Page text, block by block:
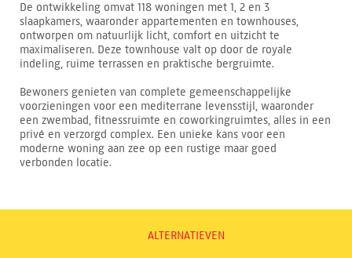
De ontwikkeling omvat 118 woningen met 1, 2 en 3
slaapkamers, waaronder appartementen en townhouses,
ontworpen om natuurlijk licht, comfort en uitzicht te
maximaliseren. Deze townhouse valt op door de royale
indeling, ruime terrassen en praktische bergruimte.
Bewoners genieten van complete gemeenschappelijke
voorzieningen voor een mediterrane levensstijl, waaronder
een zwembad, fitnessruimte en coworkingruimtes, alles in een
privé en verzorgd complex. Een unieke kans voor een
moderne woning aan zee op een rustige maar goed
verbonden locatie.
ALTERNATIEVEN